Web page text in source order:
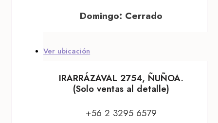
Domingo: Cerrado
Ver ubicación
IRARRÁZAVAL 2754, ÑUÑOA.
(Solo ventas al detalle)
+56 2 3295 6579